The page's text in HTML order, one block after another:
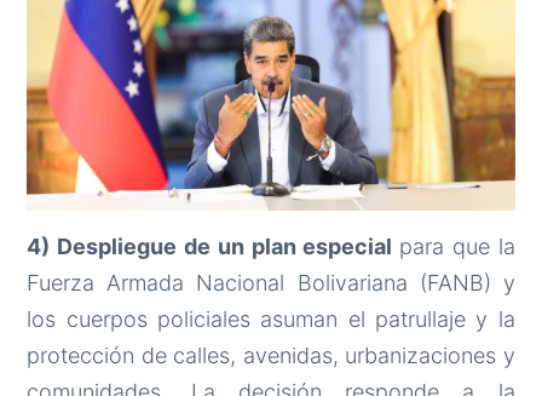
4) Despliegue de un plan especial para que la
Fuerza Armada Nacional Bolivariana (FANB) y
los cuerpos policiales asuman el patrullaje y la
protección de calles, avenidas, urbanizaciones y